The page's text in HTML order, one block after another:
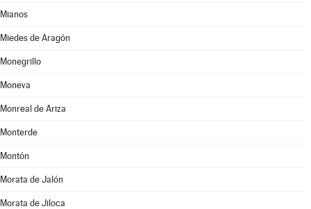
Mianos
Miedes de Aragón
Monegrillo
Moneva
Monreal de Ariza
Monterde
Montón
Morata de Jalón
Morata de Jiloca